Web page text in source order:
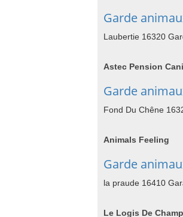
Garde
Laubertie 16320
Astec Pension
Garde
Fond Du Chêne
Animals Feeling
Garde
la praude 16410
Le Logis De